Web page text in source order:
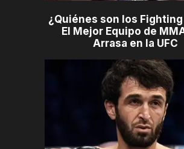
¿Quiénes son los
El Mejor Equipo de
Arrasa en la UFC